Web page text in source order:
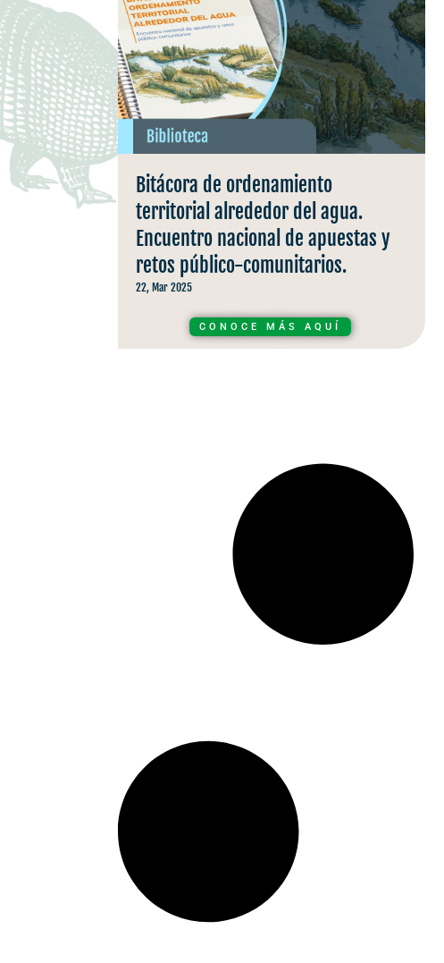
Bitácora de ordenamiento
territorial alrededor del agua.
Encuentro nacional de apuestas y
retos público-comunitarios.
22, Mar 2025
CONOCE MÁS AQUÍ